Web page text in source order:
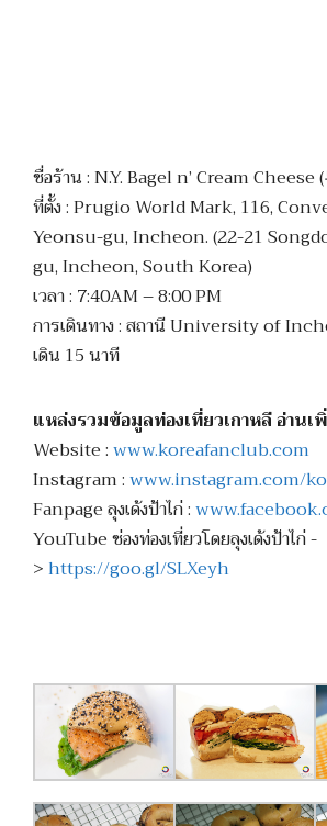
ชื่อร้าน : N.Y. Bagel n’ Cream Cheese
ที่ตั้ง : Prugio World Mark, 116,
Yeonsu-gu, Incheon. (22-21
gu, Incheon, South Korea)
เวลา : 7:40AM – 8:00 PM
การเดินทาง : สถานี University of
เดิน 15 นาที
แหล่งรวมข้อมูลท่องเที่ยวเกาหลี อ่าน
Website :www.koreafanclub.com
Instagram :www.instagram.com/
Fanpage ลุงเด้งป้าไก่ :
YouTube ช่องท่องเที่ยวโดยลุงเด้งป้าไก่ -
>https://goo.gl/SLXeyh